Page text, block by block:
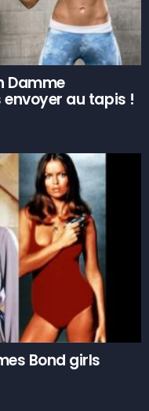
Damme
au tapis !
Bond girls